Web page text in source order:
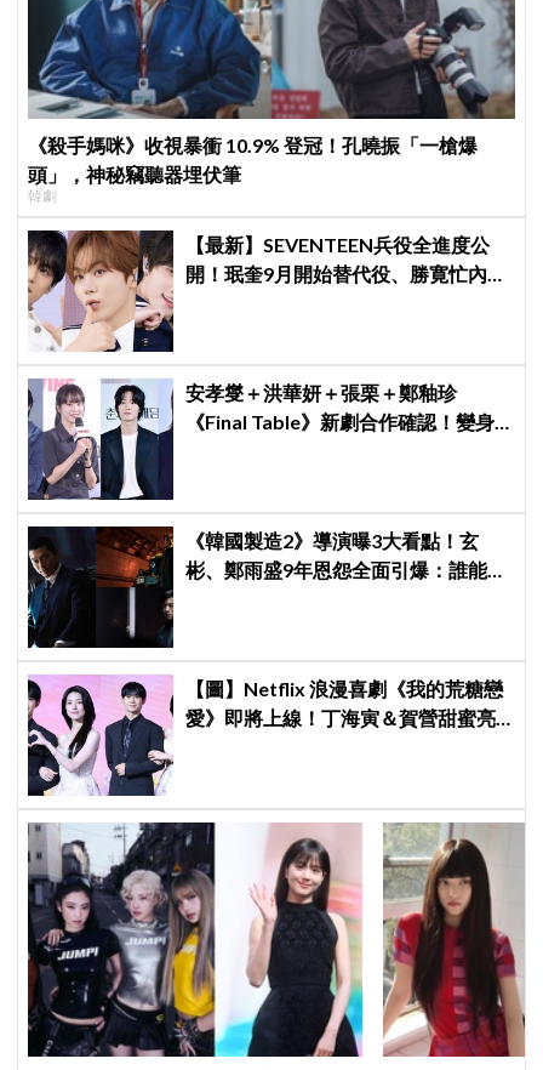
《殺手媽咪》收視暴衝 10.9% 登冠！孔曉振「一槍爆
頭」，神秘竊聽器埋伏筆
韓劇
【最新】SEVENTEEN兵役全進度公
開！珉奎9月開始替代役、勝寛忙內
安孝燮＋洪華妍＋張栗＋鄭釉珍
《Final Table》新劇合作確認！變身
《韓國製造2》導演曝3大看點！玄
彬、鄭雨盛9年恩怨全面引爆：誰能活
【圖】Netflix 浪漫喜劇《我的荒糖戀
愛》即將上線！丁海寅＆賀營甜蜜亮